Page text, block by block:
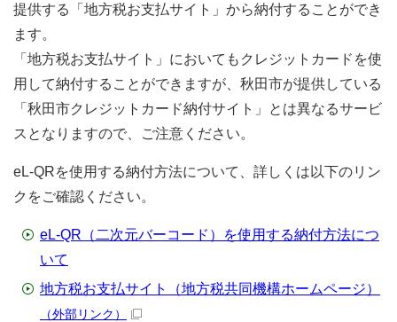
提供する「地方税お支払サイト」から納付することができ
ます。
「地方税お支払サイト」においてもクレジットカードを使
用して納付することができますが、秋田市が提供している
「秋田市クレジットカード納付サイト」とは異なるサービ
スとなりますので、ご注意ください。
eL-QRを使用する納付方法について、詳しくは以下のリン
クをご確認ください。
eL-QR（二次元バーコード）を使用する納付方法につ
いて
地方税お支払サイト（地方税共同機構ホームページ）
（外部リンク）